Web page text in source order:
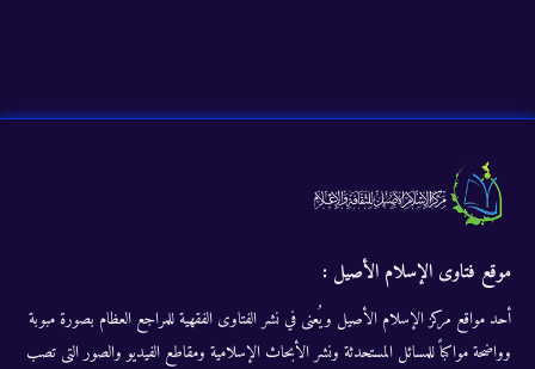
موقع فتاوى الإسلام الأصيل :
أحد مواقع مركز الإسلام الأصيل ويُعنى في نشر الفتاوى الفقهية للمراجع العظام بصورة مبوبة
وواضحة مواكباً للمسائل المستحدثة ونشر الأبحاث الإسلامية ومقاطع الفيديو والصور التى تصب